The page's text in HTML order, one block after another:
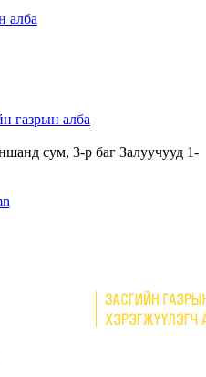
алба
газрын алба
сум, 3-р баг Залуучууд 1-